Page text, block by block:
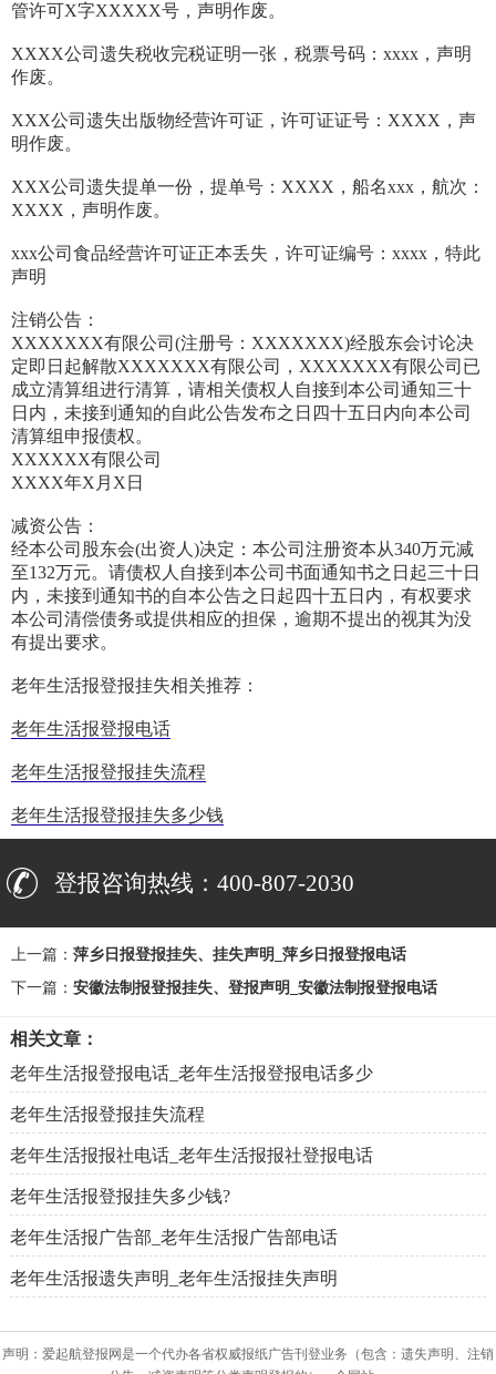
管许可X字XXXXX号，声明作废。
XXXX公司遗失税收完税证明一张，税票号码：xxxx，声明
作废。
XXX公司遗失出版物经营许可证，许可证证号：XXXX，声
明作废。
XXX公司遗失提单一份，提单号：XXXX，船名xxx，航次：
XXXX，声明作废。
xxx公司食品经营许可证正本丢失，许可证编号：xxxx，特此
声明
注销公告：
XXXXXXX有限公司(注册号：XXXXXXX)经股东会讨论决
定即日起解散XXXXXXX有限公司，XXXXXXX有限公司已
成立清算组进行清算，请相关债权人自接到本公司通知三十
日内，未接到通知的自此公告发布之日四十五日内向本公司
清算组申报债权。
XXXXXX有限公司
XXXX年X月X日
减资公告：
经本公司股东会(出资人)决定：本公司注册资本从340万元减
至132万元。请债权人自接到本公司书面通知书之日起三十日
内，未接到通知书的自本公告之日起四十五日内，有权要求
本公司清偿债务或提供相应的担保，逾期不提出的视其为没
有提出要求。
老年生活报登报挂失相关推荐：
老年生活报登报电话
老年生活报登报挂失流程
老年生活报登报挂失多少钱
登报咨询热线：400-807-2030
上一篇： 萍乡日报登报挂失、挂失声明_萍乡日报登报电话
下一篇： 安徽法制报登报挂失、登报声明_安徽法制报登报电话
相关文章：
老年生活报登报电话_老年生活报登报电话多少
老年生活报登报挂失流程
老年生活报报社电话_老年生活报报社登报电话
老年生活报登报挂失多少钱?
老年生活报广告部_老年生活报广告部电话
老年生活报遗失声明_老年生活报挂失声明
声明：爱起航登报网是一个代办各省权威报纸广告刊登业务（包含：遗失声明、注销